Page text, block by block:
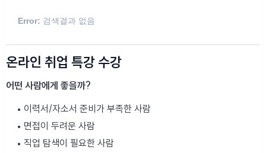
Error: 검색결과 없음
온라인 취업 특강 수강
어떤 사람에게 좋을까?
이력서/자소서 준비가 부족한 사람
면접이 두려운 사람
직업 탐색이 필요한 사람